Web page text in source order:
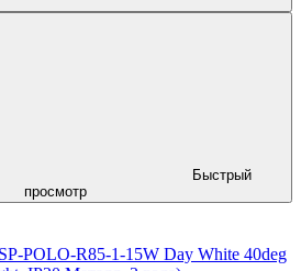
Быстрый
просмотр
POLO-R85-1-15W Day White 40deg